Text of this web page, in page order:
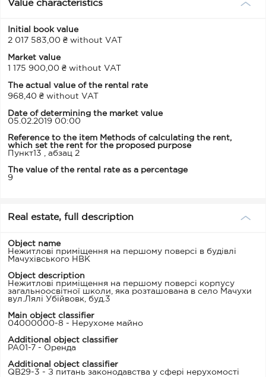
Value characteristics
Initial book value
2 017 583,00 ₴ without VAT
Market value
1 175 900,00 ₴ without VAT
The actual value of the rental rate
968,40 ₴ without VAT
Date of determining the market value
05.02.2019 00:00
Reference to the item Methods of calculating the rent,
which set the rent for the proposed purpose
Пункт13 , абзац 2
The value of the rental rate as a percentage
9
Real estate, full description
Object name
Нежитлові приміщення на першому поверсі в будівлі
Мачухівського НВК
Object description
Нежитлові приміщення на першому поверсі корпусу
загальноосвітної школи, яка розташована в село Мачухи
вул.Лялі Убійвовк, буд.3
Main object classifier
04000000-8 - Нерухоме майно
Additional object classifier
PA01-7 - Оренда
Additional object classifier
QB29-3 - З питань законодавства у сфері нерухомості